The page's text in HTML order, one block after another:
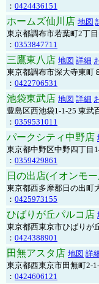
： 0424436151
ホームズ仙川店 地図
東京都調布市若葉町2丁
： 0353847711
三鷹東八店 地図 詳細
東京都調布市深大寺東町
： 0422706531
池袋東武店 地図 詳細
豊島区西池袋1-1-25 東
： 0359531011
パークシティ中野店
東京都中野区中野四丁目
： 0359429861
日の出店(イオンモ
東京都西多摩郡日の出町
： 0425973155
ひばりが丘パルコ店
東京都西東京市ひばりが
： 0424388901
田無アスタ店 地図 詳
東京都西東京市田無町2-
： 0424606121